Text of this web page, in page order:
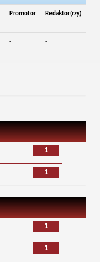
Promotor Redaktor(rzy)
- -
1
1
1
1